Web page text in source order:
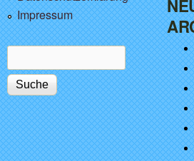
Impressum
Suchformular